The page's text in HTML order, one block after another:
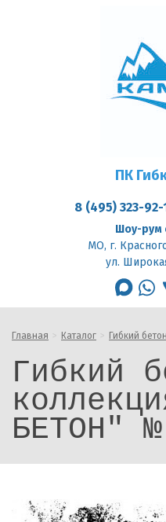
ПК
8 (495) 323-
Шоу-рум
МО, г.
ул.
max
Главная Каталог Гибкий
Гибкий
БЕТОН"